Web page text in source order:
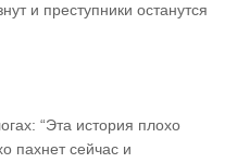
и преступники останутся
“Эта история плохо
пахнет сейчас и